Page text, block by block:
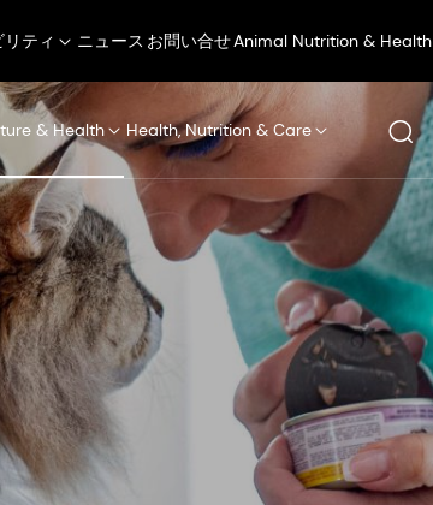
ティ ニュース お問い合せAnimal Nutrition & Health
& Health Health, Nutrition & Care